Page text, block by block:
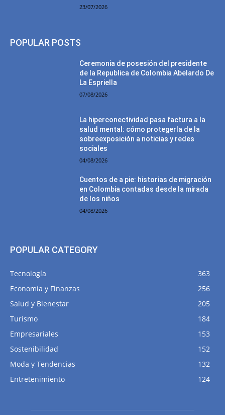
23/07/2026
POPULAR POSTS
Ceremonia de posesión del presidente
de la Republica de Colombia Abelardo De
La Espriella
07/08/2026
La hiperconectividad pasa factura a la
salud mental: cómo protegerla de la
sobreexposición a noticias y redes
sociales
04/08/2026
Cuentos de a pie: historias de migración
en Colombia contadas desde la mirada
de los niños
04/08/2026
POPULAR CATEGORY
Tecnología
363
Economía y Finanzas
256
Salud y Bienestar
205
Turismo
184
Empresariales
153
Sostenibilidad
152
Moda y Tendencias
132
Entretenimiento
124